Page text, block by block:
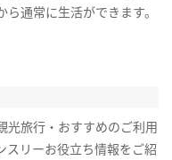
通常に生活ができます。
光旅行・おすすめのご利用
スリーお役立ち情報をご紹